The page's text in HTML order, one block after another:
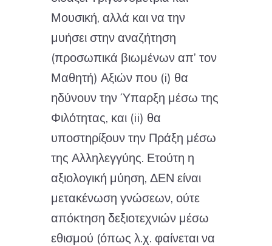
Μουσική, αλλά και να την
μυήσει στην αναζήτηση
(προσωπικά βιωμένων απ’ τον
Μαθητή) Αξιών που (i) θα
ηδύνουν την Ύπαρξη μέσω της
Φιλότητας, και (ii) θα
υποστηρίξουν την Πράξη μέσω
της Αλληλεγγύης. Ετούτη η
αξιολογική μύηση, ΔΕΝ είναι
μετακένωση γνώσεων, ούτε
απόκτηση δεξιοτεχνιών μέσω
εθισμού (όπως λ.χ. φαίνεται να